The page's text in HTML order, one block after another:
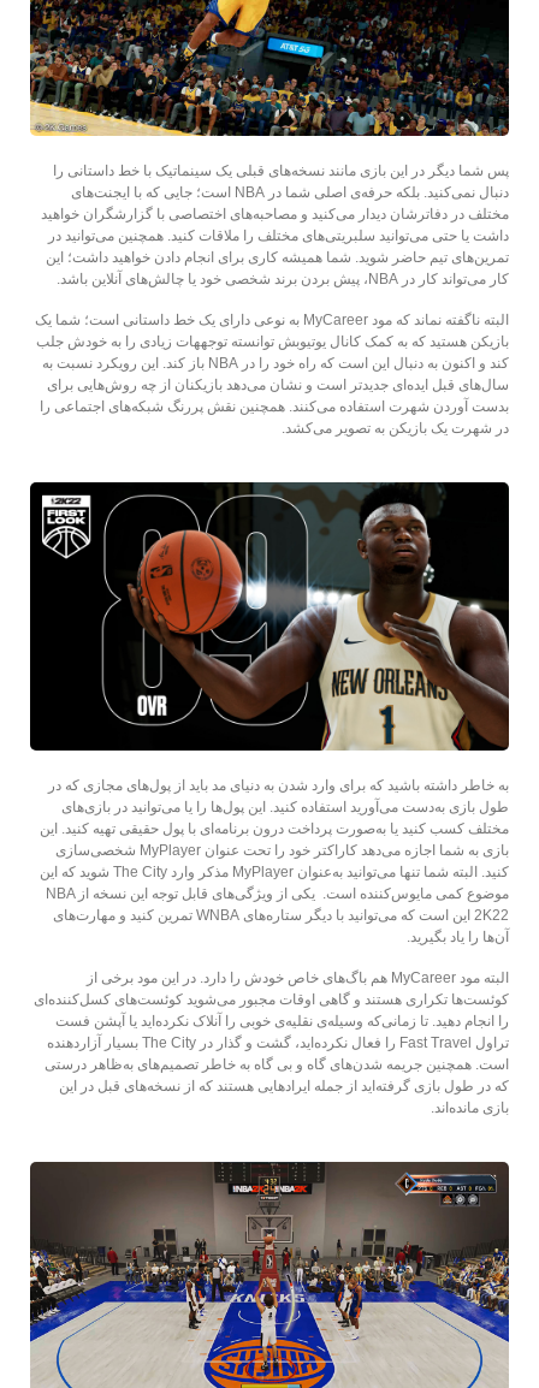
پس شما دیگر در این بازی مانند نسخه‌های قبلی یک سینماتیک با خط داستانی را
دنبال نمی‌کنید. بلکه حرفه‌ی اصلی شما در NBA است؛ جایی که با ایجنت‌های
مختلف در دفاترشان دیدار می‌کنید و مصاحبه‌های اختصاصی با گزارشگران خواهید
داشت یا حتی می‌توانید سلبریتی‌های مختلف را ملاقات کنید. همچنین می‌توانید در
تمرین‌های تیم حاضر شوید. شما همیشه کاری برای انجام دادن خواهید داشت؛ این
کار می‌تواند کار در NBA، پیش بردن برند شخصی خود یا چالش‌های آنلاین باشد.
البته ناگفته نماند که مود MyCareer به نوعی دارای یک خط داستانی است؛ شما یک
بازیکن هستید که به کمک کانال یوتیوبش توانسته توجههات زیادی را به خودش جلب
کند و اکنون به دنبال این است که راه خود را در NBA باز کند. این رویکرد نسبت به
سال‌های قبل ایده‌ای جدیدتر است و نشان می‌دهد بازیکنان از چه روش‌هایی برای
بدست آوردن شهرت استفاده می‌کنند. همچنین نقش پررنگ شبکه‌های اجتماعی را
در شهرت یک بازیکن به تصویر می‌کشد.
به خاطر داشته باشید که برای وارد شدن به دنیای مد باید از پول‌های مجازی که در
طول بازی به‌دست می‌آورید استفاده کنید. این پول‌ها را یا می‌توانید در بازی‌های
مختلف کسب کنید یا به‌صورت پرداخت درون برنامه‌ای با پول حقیقی تهیه کنید. این
بازی به شما اجازه می‌دهد کاراکتر خود را تحت عنوان MyPlayer شخصی‌سازی
کنید. البته شما تنها می‌توانید به‌عنوان MyPlayer مذکر وارد The City شوید که این
موضوع کمی مایوس‌کننده است. یکی از ویژگی‌های قابل توجه این نسخه از NBA
2K22 این است که می‌توانید با دیگر ستاره‌های WNBA تمرین کنید و مهارت‌های
آن‌ها را یاد بگیرید.
البته مود MyCareer هم باگ‌های خاص خودش را دارد. در این مود برخی از
کوئست‌ها تکراری هستند و گاهی اوقات مجبور می‌شوید کوئست‌های کسل‌کننده‌ای
را انجام دهید. تا زمانی‌که وسیله‌ی نقلیه‌ی خوبی را آنلاک نکرده‌اید یا آپشن فست
تراول Fast Travel را فعال نکرده‌اید، گشت و گذار در The City بسیار آزاردهنده
است. همچنین جریمه شدن‌های گاه و بی گاه به خاطر تصمیم‌های به‌ظاهر درستی
که در طول بازی گرفته‌اید از جمله ایرادهایی هستند که از نسخه‌های قبل در این
بازی مانده‌اند.